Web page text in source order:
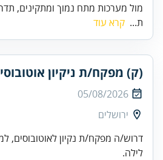
מול מערכות מתח נמוך ומתקינים,
ת... קרא עוד
(ק) מפקח/ת ניקיון
05/08/2026
ירושלים
דרוש/ה מפקח/ת נקיון